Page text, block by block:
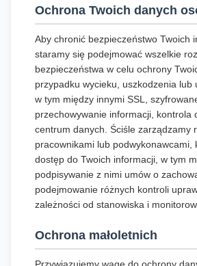
Ochrona Twoich danych
Aby chronić bezpieczeństwo Twoich
staramy się podejmować wszelkie
bezpieczeństwa w celu ochrony
przypadku wycieku, uszkodzenia lub
w tym między innymi SSL,
przechowywanie informacji, kontrola
centrum danych. Ściśle zarządzamy
pracownikami lub podwykonawcami,
dostęp do Twoich informacji, w tym
podpisywanie z nimi umów o
podejmowanie różnych kontroli
zależności od stanowiska i
Ochrona małoletnich